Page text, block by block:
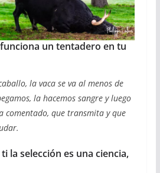
un tentadero en tu
la vaca se va al menos de
la hacemos sangre y luego
comentado, que transmita y que
la selección es una ciencia,